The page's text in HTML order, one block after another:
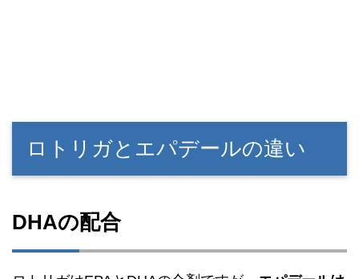
ロトリガとエパデールの違い
DHAの配合